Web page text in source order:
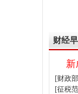
财经
新
[财政
[征税